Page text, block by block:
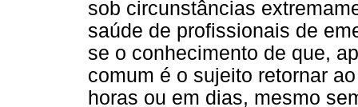
sob circunstâncias
saúde de profissionais de
se o conhecimento de que,
comum é o sujeito retornar
horas ou em dias, mesmo